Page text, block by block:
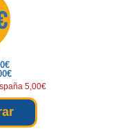
5,00€